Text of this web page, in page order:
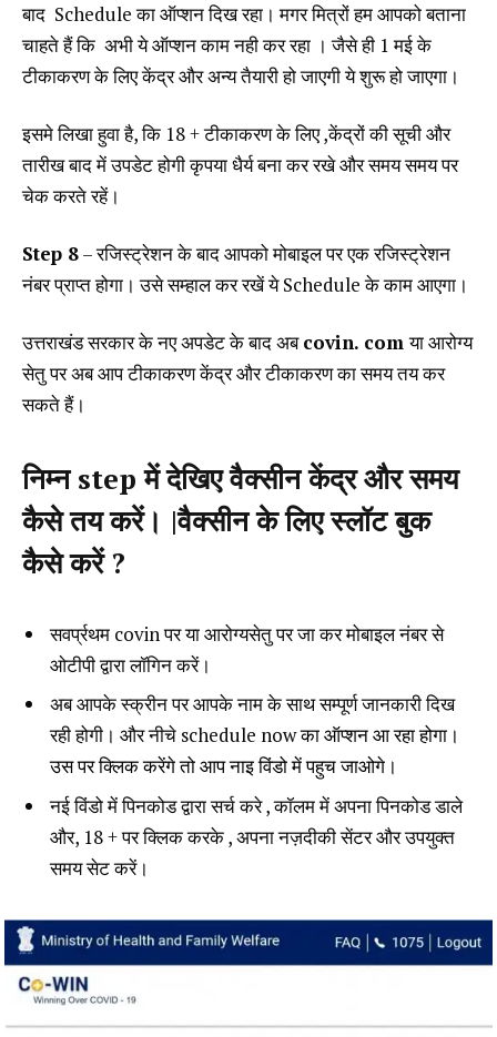
बाद Schedule का ऑप्शन दिख रहा। मगर मित्रों हम आपको बताना
चाहते हैं कि अभी ये ऑप्शन काम नही कर रहा । जैसे ही 1 मई के
टीकाकरण के लिए केंद्र और अन्य तैयारी हो जाएगी ये शुरू हो जाएगा।
इसमे लिखा हुवा है, कि 18 + टीकाकरण के लिए ,केंद्रों की सूची और
तारीख बाद में उपडेट होगी कृपया धैर्य बना कर रखे और समय समय पर
चेक करते रहें।
Step 8– रजिस्ट्रेशन के बाद आपको मोबाइल पर एक रजिस्ट्रेशन
नंबर प्राप्त होगा। उसे सम्हाल कर रखें ये Schedule के काम आएगा।
उत्तराखंड सरकार के नए अपडेट के बाद अबcovin. comया आरोग्य
सेतु पर अब आप टीकाकरण केंद्र और टीकाकरण का समय तय कर
सकते हैं।
निम्न step में देखिए वैक्सीन केंद्र और समय
कैसे तय करें। |वैक्सीन के लिए स्लॉट बुक
कैसे करें ?
सवर्प्रथम covin पर या आरोग्यसेतु पर जा कर मोबाइल नंबर से
ओटीपी द्वारा लॉगिन करें।
अब आपके स्क्रीन पर आपके नाम के साथ सम्पूर्ण जानकारी दिख
रही होगी। और नीचे schedule nowका ऑप्शन आ रहा होगा।
उस पर क्लिक करेंगे तो आप नाइ विंडो में पहुच जाओगे।
नई विंडो में पिनकोड द्वारा सर्च करे , कॉलम में अपना पिनकोड डाले
और, 18 + पर क्लिक करके , अपना नज़दीकी सेंटर और उपयुक्त
समय सेट करें।